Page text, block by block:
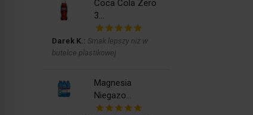
Coca Cola Zero
3...
Darek K.: Smak lepszy niż w
butelce plastikowej
Magnesia
Niegazo...